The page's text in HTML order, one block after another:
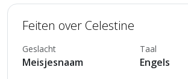
Feiten over Celestine
Geslacht
Meisjesnaam
Taal
Engels